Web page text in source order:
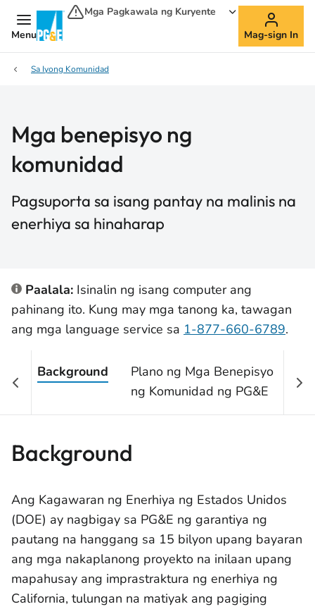
Menu
Mga Pagkawala ng Kuryente
Mag-sign In
Sa Iyong Komunidad
Mga benepisyo ng
komunidad
Pagsuporta sa isang pantay na malinis na
enerhiya sa hinaharap
Paalala: Isinalin ng isang computer ang
pahinang ito. Kung may mga tanong ka, tawagan
ang mga language service sa 1-877-660-6789.
Background
Plano ng Mga Benepisyo
ng Komunidad ng PG&E
Background
Ang Kagawaran ng Enerhiya ng Estados Unidos
(DOE) ay nagbigay sa PG&E ng garantiya ng
pautang na hanggang sa 15 bilyon upang bayaran
ang mga nakaplanong proyekto na inilaan upang
mapahusay ang imprastraktura ng enerhiya ng
California, tulungan na matiyak ang pagiging